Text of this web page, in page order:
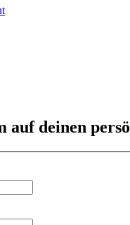
auf deinen